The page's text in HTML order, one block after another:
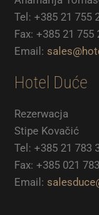
Tel: +385 21 755
Fax: +385 21 755
Email:
Hotel Duće
Rezerwacja
Stipe Kovačić
Tel: +385 21 783
Fax: +385 021
Email: